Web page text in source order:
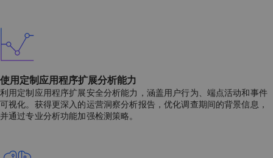
使用定制应用程序扩展分析能力
利用定制应用程序扩展安全分析能力，涵盖用户行为、端点活动和事件
可视化。获得更深入的运营洞察分析报告，优化调查期间的背景信息，
并通过专业分析功能加强检测策略。